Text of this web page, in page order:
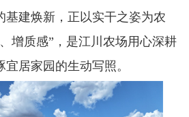
基建焕新，正以实干之姿为农
增质感”，是江川农场用心深耕
居家园的生动写照。